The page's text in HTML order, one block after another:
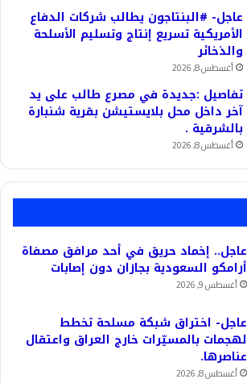
عاجل- #البنتاجون يطالب شركات الدفاع
الأمريكية تسريع إنتاج وتسليم الأسلحة
والذخائر
أغسطس 8, 2026
تفاصيل :جديدة في مصرع طالب على يد
آخر داخل محل بلايستيشن بقرية شنبارة
بالشرقية .
أغسطس 8, 2026
عاجل.. إخماد حريق في أحد مرافق مصفاة
أرامكو السعودية بجازان دون إصابات
أغسطس 9, 2026
عاجل- اختراق شبكة مسلحة تخطط
لهجمات بالمسيّرات خارج العراق واعتقال
عناصرها.
أغسطس 8, 2026